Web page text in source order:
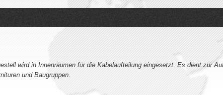
wird in Innenräumen für die Kabelaufteilung eingesetzt. Es dient zur
und Baugruppen.